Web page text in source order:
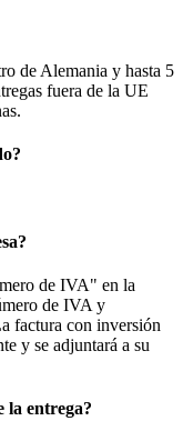
de Alemania y hasta 5
fuera de la UE
de IVA" en la
de IVA y
factura con inversión
y se adjuntará a su
la entrega?